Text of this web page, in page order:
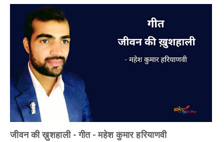
जीवन की ख़ुशहाली - गीत - महेश कुमार हरियाणवी